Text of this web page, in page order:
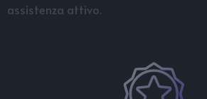
assistenza attivo.